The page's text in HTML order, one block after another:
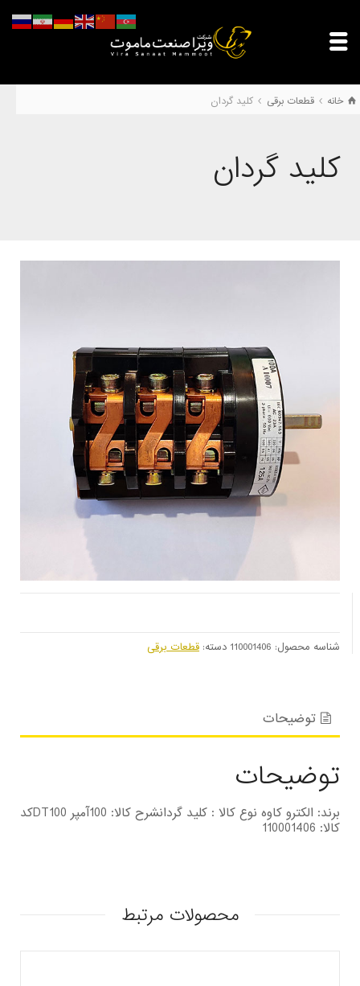
خانه قطعات برقی كليد گردان
كليد گردان
شناسه محصول: 110001406 دسته: قطعات برقی
توضیحات
توضیحات
برند: الکترو کاوه نوع کالا : كليد گردانشرح کالا: 100آمپر DT100کد
کالا: 110001406
محصولات مرتبط